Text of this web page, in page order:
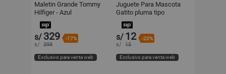
Maletin Grande Tommy
Hilfiger - Azul
s/ 329 -17%
s/ 399
Exclusivo para venta web
Juguete Para Mascota
Gatito pluma tipo
plomero
s/ 12 -20%
s/ 15
Exclusivo para venta web